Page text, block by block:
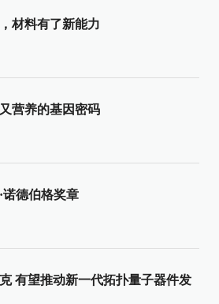
材料有了新能力
营养的基因密码
诺德伯格奖章
有望推动新一代拓扑量子器件发